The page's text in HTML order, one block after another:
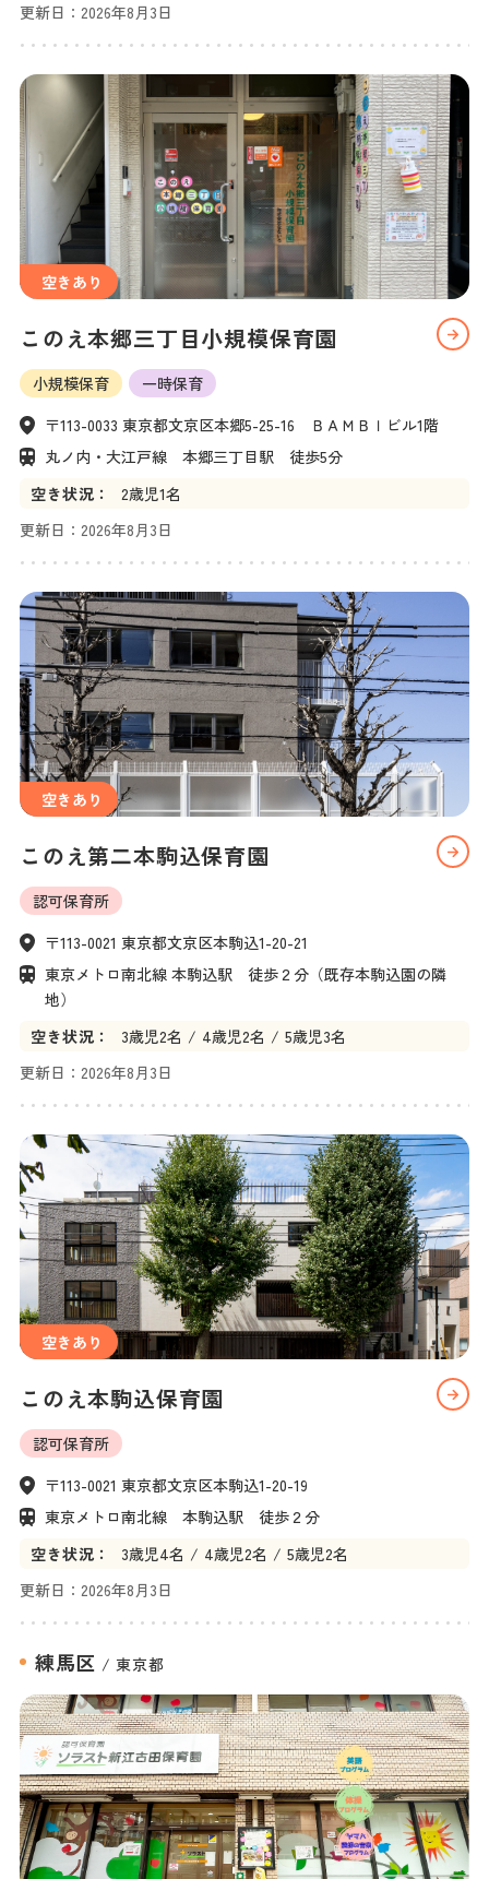
更新日： 2026年8月3日
空きあり
このえ本郷三丁目小規模保育園
小規模保育
一時保育
〒113-0033 東京都文京区本郷5-25-16　ＢＡＭＢＩビル1階
丸ノ内・大江戸線　本郷三丁目駅　徒歩5分
空き状況：
2歳児1名
更新日： 2026年8月3日
空きあり
このえ第二本駒込保育園
認可保育所
〒113-0021 東京都文京区本駒込1-20-21
東京メトロ南北線 本駒込駅　徒歩２分（既存本駒込園の隣
地）
空き状況：
3歳児2名 4歳児2名 5歳児3名
更新日： 2026年8月3日
空きあり
このえ本駒込保育園
認可保育所
〒113-0021 東京都文京区本駒込1-20-19
東京メトロ南北線　本駒込駅　徒歩２分
空き状況：
3歳児4名 4歳児2名 5歳児2名
更新日： 2026年8月3日
練馬区 / 東京都